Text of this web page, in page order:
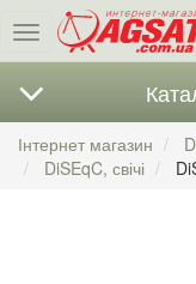
Меню
Інтернет магазин
DiSEqC, свічі